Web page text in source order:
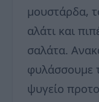
μουστάρδα,
αλάτι και
σαλάτα.
φυλάσσουμε
ψυγείο